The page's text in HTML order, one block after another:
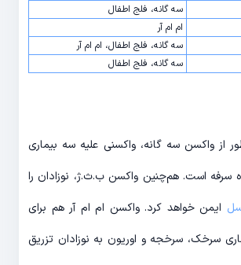
سه گانه، فلج اطفال
ام ام آر
سه گانه، فلج اطفال، ام ام آر
سه گانه، فلج اطفال
از واکسن سه گانه، واکسنی علیه سه بیماری
سرفه است. هم‌چنین واکسن ب.ث.ژ، نوزادان را
ایمن خواهد کرد. واکسن ام ام آر هم برای
سرخک، سرخجه و اوریون به نوزادان تزریق